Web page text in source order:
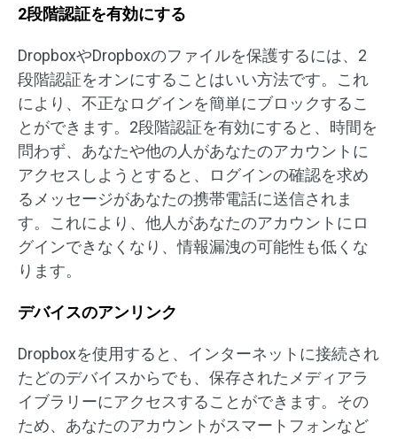
2段階認証を有効にする
DropboxやDropboxのファイルを保護するには、2
段階認証をオンにすることはいい方法です。これ
により、不正なログインを簡単にブロックするこ
とができます。2段階認証を有効にすると、時間を
問わず、あなたや他の人があなたのアカウントに
アクセスしようとすると、ログインの確認を求め
るメッセージがあなたの携帯電話に送信されま
す。これにより、他人があなたのアカウントにロ
グインできなくなり、情報漏洩の可能性も低くな
ります。
デバイスのアンリンク
Dropboxを使用すると、インターネットに接続され
たどのデバイスからでも、保存されたメディアラ
イブラリーにアクセスすることができます。その
ため、あなたのアカウントがスマートフォンなど